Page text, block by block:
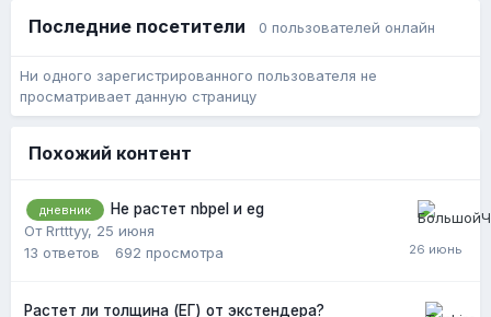
Последние посетители 0 пользователей онлайн
Ни одного зарегистрированного пользователя не
просматривает данную страницу
Похожий контент
дневник
Не растет nbpel и eg
От Rrtttyy, 25 июня
13 ответов 692 просмотра
Растет ли толщина (ЕГ) от экстендера?